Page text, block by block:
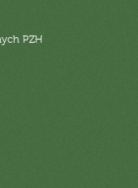
PZH